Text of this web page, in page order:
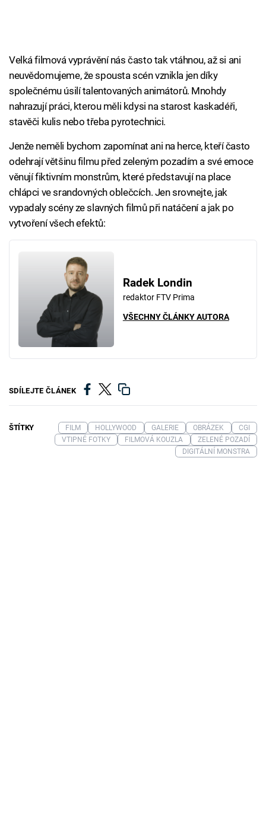
Velká filmová vyprávění nás často tak vtáhnou, až si ani
neuvědomujeme, že spousta scén vznikla jen díky
společnému úsilí talentovaných animátorů. Mnohdy
nahrazují práci, kterou měli kdysi na starost kaskadéři,
stavěči kulis nebo třeba pyrotechnici.
Jenže neměli bychom zapomínat ani na herce, kteří často
odehrají většinu filmu před zeleným pozadím a své emoce
věnují fiktivním monstrům, které představují na place
chlápci ve srandovných oblečcích. Jen srovnejte, jak
vypadaly scény ze slavných filmů při natáčení a jak po
vytvoření všech efektů:
Radek Londin
redaktor FTV Prima
VŠECHNY ČLÁNKY AUTORA
SDÍLEJTE ČLÁNEK
ŠTÍTKY FILM HOLLYWOOD GALERIE OBRÁZEK
CGI
VTIPNÉ FOTKY
FILMOVÁ KOUZLA
ZELENÉ POZADÍ
DIGITÁLNÍ MONSTRA